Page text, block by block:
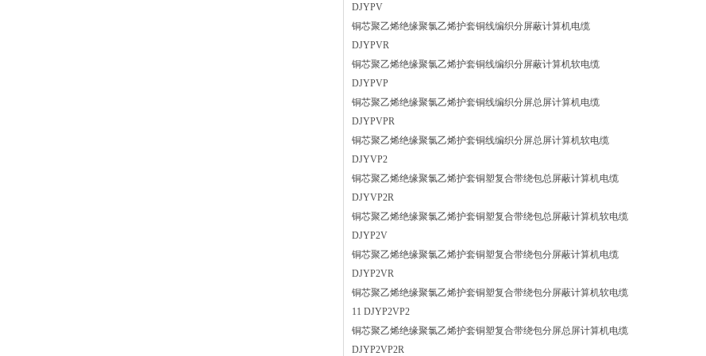
DJYPV
铜芯聚乙烯绝缘聚氯乙烯护套铜线编织分屏蔽计算机电缆
DJYPVR
铜芯聚乙烯绝缘聚氯乙烯护套铜线编织分屏蔽计算机软电缆
DJYPVP
铜芯聚乙烯绝缘聚氯乙烯护套铜线编织分屏总屏计算机电缆
DJYPVPR
铜芯聚乙烯绝缘聚氯乙烯护套铜线编织分屏总屏计算机软电缆
DJYVP2
铜芯聚乙烯绝缘聚氯乙烯护套铜塑复合带绕包总屏蔽计算机电缆
DJYVP2R
铜芯聚乙烯绝缘聚氯乙烯护套铜塑复合带绕包总屏蔽计算机软电缆
DJYP2V
铜芯聚乙烯绝缘聚氯乙烯护套铜塑复合带绕包分屏蔽计算机电缆
DJYP2VR
铜芯聚乙烯绝缘聚氯乙烯护套铜塑复合带绕包分屏蔽计算机软电缆
11 DJYP2VP2
铜芯聚乙烯绝缘聚氯乙烯护套铜塑复合带绕包分屏总屏计算机电缆
DJYP2VP2R